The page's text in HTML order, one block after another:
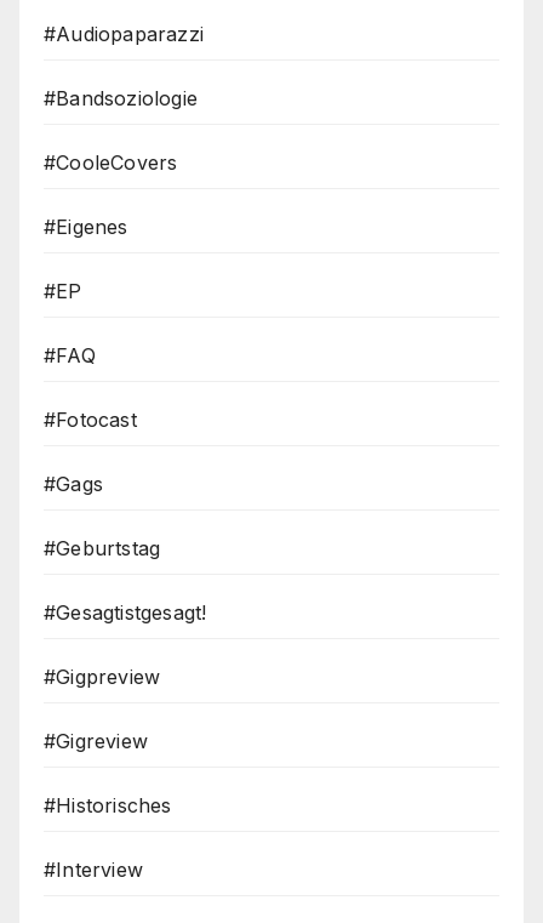
#Audiopaparazzi
#Bandsoziologie
#CooleCovers
#Eigenes
#EP
#FAQ
#Fotocast
#Gags
#Geburtstag
#Gesagtistgesagt!
#Gigpreview
#Gigreview
#Historisches
#Interview